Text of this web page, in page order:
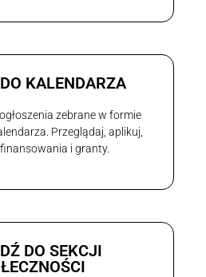
KALENDARZA
zebrane w formie
Przeglądaj, aplikuj,
i granty.
DO SEKCJI